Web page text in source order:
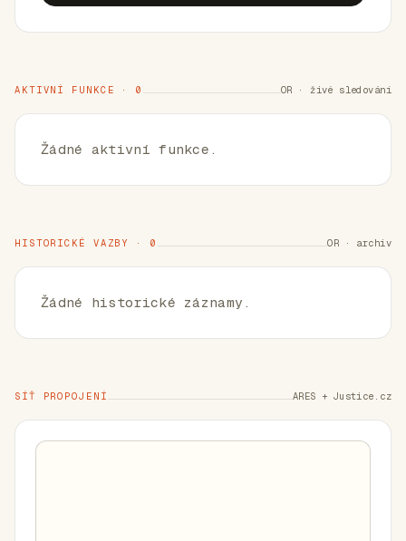
AKTIVNÍ FUNKCE · 0 OR · živé sledování
Žádné aktivní funkce.
HISTORICKÉ VAZBY · 0 OR · archiv
Žádné historické záznamy.
SÍŤ PROPOJENÍ ARES + Justice.cz